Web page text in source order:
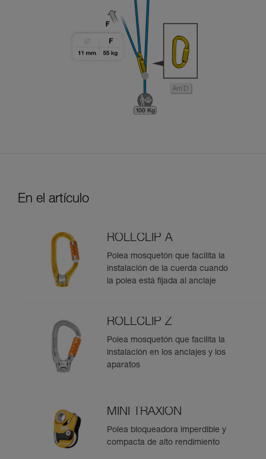
En el artículo
ROLLCLIP A
Polea mosquetón que facilita la
instalación de la cuerda cuando
la polea está fijada al anclaje
ROLLCLIP Z
Polea mosquetón que facilita la
instalación en los anclajes y los
aparatos
MINI TRAXION
Polea bloqueadora imperdible y
compacta de alto rendimiento